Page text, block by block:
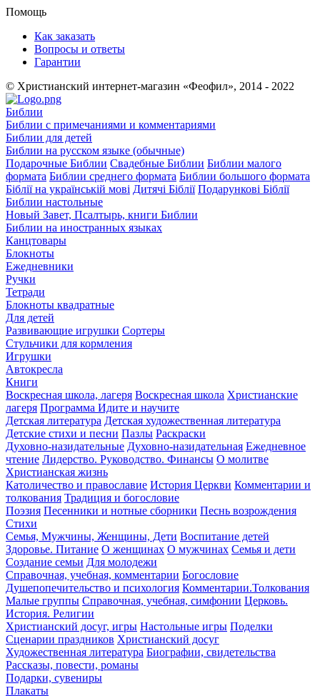
Помощь
Как заказать
Вопросы и ответы
Гарантии
© Христианский интернет-магазин «Феофил», 2014 - 2022
Библии
Библии с примечаниями и комментариями
Библии для детей
Библии на русском языке (обычные)
Подарочные Библии Свадебные Библии Библии малого
формата Библии среднего формата Библии большого формата
Біблії на українській мові Дитячі Біблії Подарункові Біблії
Библии настольные
Новый Завет, Псалтырь, книги Библии
Библии на иностранных языках
Канцтовары
Блокноты
Ежедневники
Ручки
Тетради
Блокноты квадратные
Для детей
Развивающие игрушки Сортеры
Стульчики для кормления
Игрушки
Автокресла
Книги
Воскресная школа, лагеря Воскресная школа Христианские
лагеря Программа Идите и научите
Детская литература Детская художественная литература
Детские стихи и песни Пазлы Раскраски
Духовно-назидательные Духовно-назидательная Ежедневное
чтение Лидерство. Руководство. Финансы О молитве
Христианская жизнь
Католичество и православие История Церкви Комментарии и
толкования Традиция и богословие
Поэзия Песенники и нотные сборники Песнь возрождения
Стихи
Семья, Мужчины, Женщины, Дети Воспитание детей
Здоровье. Питание О женщинах О мужчинах Семья и дети
Создание семьи Для молодежи
Справочная, учебная, комментарии Богословие
Душепопечительство и психология Комментарии.Толкования
Малые группы Справочная, учебная, симфонии Церковь.
История. Религии
Христианский досуг, игры Настольные игры Поделки
Сценарии праздников Христианский досуг
Художественная литература Биографии, свидетельства
Рассказы, повести, романы
Подарки, сувениры
Плакаты